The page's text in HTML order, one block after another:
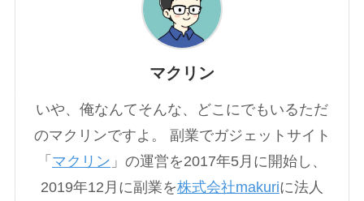
マクリン
いや、俺なんてそんな、どこにでもいるただ
のマクリンですよ。 副業でガジェットサイト
「 マクリン 」の運営を2017年5月に開始し、
2019年12月に副業を株式会社makuriに法人